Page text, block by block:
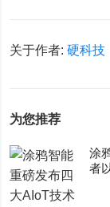
关于作者:硬科技
为您推荐
涂
者